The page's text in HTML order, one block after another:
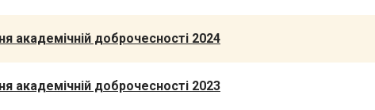
академічній доброчесності 2024
академічній доброчесності 2023